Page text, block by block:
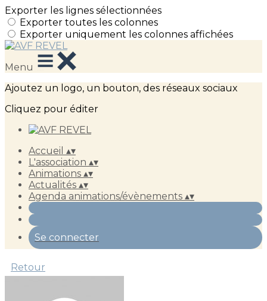
Exporter les lignes sélectionnées
Exporter toutes les colonnes
Exporter uniquement les colonnes affichées
Menu
Ajoutez un logo, un bouton, des réseaux sociaux
Cliquez pour éditer
Accueil ▴▾
L'association ▴▾
Animations ▴▾
Actualités ▴▾
Agenda animations/évènements ▴▾
Se connecter
Retour